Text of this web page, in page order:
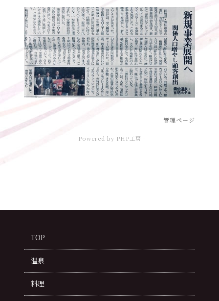
管理ページ
- Powered by PHP工房 -
TOP
温泉
料理